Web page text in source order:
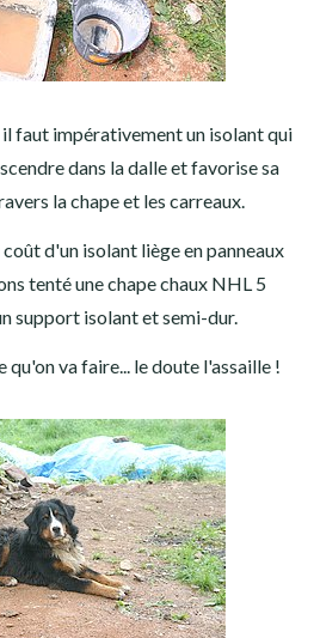
il faut impérativement un isolant qui
dans la dalle et favorise sa
la chape et les carreaux.
coût d'un isolant liège en panneaux
tenté une chape chaux NHL 5
support isolant et semi-dur.
qu'on va faire... le doute l'assaille !